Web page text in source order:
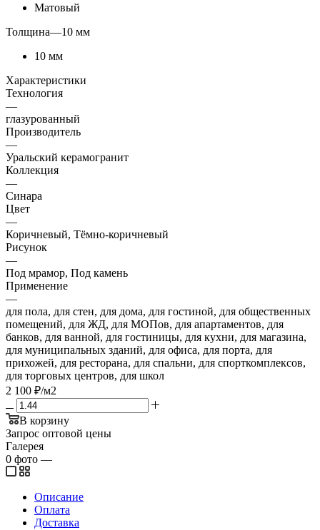
Матовый
Толщина—10 мм
10 мм
Характеристики
Технология
—
глазурованный
Производитель
—
Уральский керамогранит
Коллекция
—
Синара
Цвет
—
Коричневый, Тёмно-коричневый
Рисунок
—
Под мрамор, Под камень
Применение
—
для пола, для стен, для дома, для гостиной, для общественных
помещений, для ЖД, для МОПов, для апартаментов, для
банков, для ванной, для гостиницы, для кухни, для магазина,
для муниципальных зданий, для офиса, для порта, для
прихожей, для ресторана, для спальни, для спорткомплексов,
для торговых центров, для школ
2 100 ₽/м2
В корзину
Запрос оптовой цены
Галерея
0 фото —
Описание
Оплата
Доставка